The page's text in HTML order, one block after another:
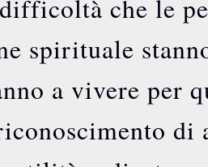
che le
spirituale
a vivere per
di